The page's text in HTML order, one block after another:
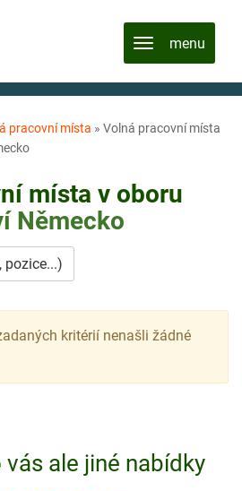
pracovní místa » Volná pracovní místa
místa v oboru
Německo
pozice...)
kritérií nenašli žádné
ale jiné nabídky